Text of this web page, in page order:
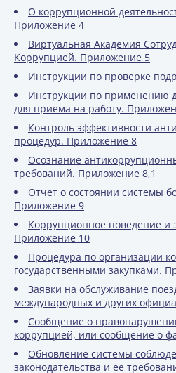
О коррупционной
Приложение 4
Виртуальная Академия
Коррупцией. Приложение 5
Инструкции по проверке
Инструкции по применению
для приема на работу.
Контроль эффективности
процедур. Приложение 8
Осознание
требований. Приложение 8,1
Отчет о состоянии системы
Приложение 9
Коррупционное поведение и
Приложение 10
Процедура по организации
государственными закупками.
Заявки на обслуживание
международных и других
Сообщение о
коррупцией, или сообщение о
Обновление системы
законодательства и ее